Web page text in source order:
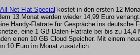
Net-Flat Special kostet in den ersten 12
13.Monat werden wieder 14,99 Euro
Handy-Flatrate für Gespräche ins deutsche
eine 1 GB Daten-Flatrate bei bis zu 14,4
einen 10 GB Cloud Speicher. Mit einem
10 Euro im Monat zusätzlich.